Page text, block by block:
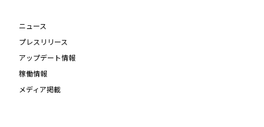
ニュース
プレスリリース
アップデート情報
稼働情報
メディア掲載